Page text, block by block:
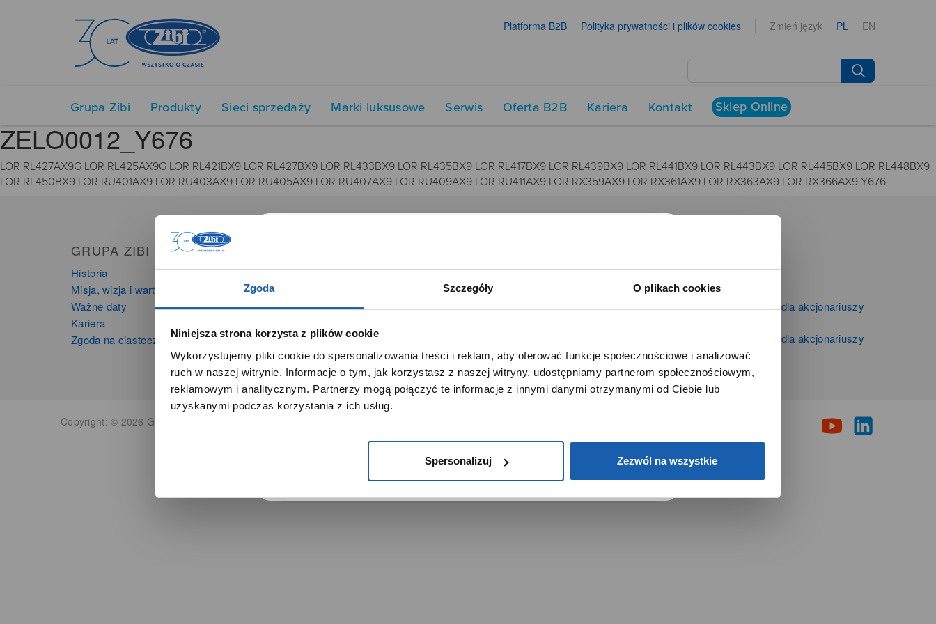
Zgoda Szczegóły O plikach cookies
Niniejsza strona korzysta z plików cookie
Wykorzystujemy pliki cookie do spersonalizowania treści i reklam, aby oferować funkcje społecznościowe i analizować
ruch w naszej witrynie. Informacje o tym, jak korzystasz z naszej witryny, udostępniamy partnerom społecznościowym,
reklamowym i analitycznym. Partnerzy mogą połączyć te informacje z innymi danymi otrzymanymi od Ciebie lub
uzyskanymi podczas korzystania z ich usług.
Spersonalizuj Zezwól na wszystkie
Platforma B2B Polityka prywatności i plików cookies Zmień język PL EN
Grupa Zibi Produkty Sieci sprzedaży Marki luksusowe Serwis Oferta B2B Kariera Kontakt Sklep Online
ZELO0012_Y676
LOR RL427AX9G LOR RL425AX9G LOR RL421BX9 LOR RL427BX9 LOR RL433BX9 LOR RL435BX9 LOR RL417BX9 LOR RL439BX9 LOR RL441BX9 LOR RL443BX9 LOR RL445BX9 LOR RL448BX9
LOR RL450BX9 LOR RU401AX9 LOR RU403AX9 LOR RU405AX9 LOR RU407AX9 LOR RU409AX9 LOR RU411AX9 LOR RX359AX9 LOR RX361AX9 LOR RX363AX9 LOR RX366AX9 Y676
GRUPA ZIBI
Historia
Misja, wizja i wartości Grupy Zibi
Ważne daty
Kariera
Zgoda na ciasteczka
Zegarki
Instrumenty muzyczne
Kalkulatory
Oferta dla firm
Time Trend
Salony muzyczne Riff
Aktualności
Kontakt dla mediów
Informacje firmowe i dla akcjonariuszy
Informacje firmowe i dla akcjonariuszy
Grupy Zibi S.A.
Copyright: © 2026 Grupa Zibi S.A. Wszelkie prawa zastrzeżone.
SZANOWNA UŻYTKOWNICZKO
Używamy plików cookie w celach analitycznych, statystycznych i
marketingowych, w tym aby analizować ruch w tej witrynie,
optymalizować jej działanie oraz zapamiętywać Twoje preferencje.
DOWIEDZ SIĘ WIĘCEJ PRZEJDŹ DO SERWISU